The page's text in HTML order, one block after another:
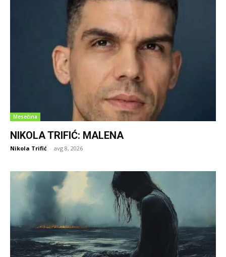
Mesečina
NIKOLA TRIFIĆ: MALENA
Nikola Trifić - avg 8, 2026